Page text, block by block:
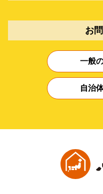
お
一般
自治